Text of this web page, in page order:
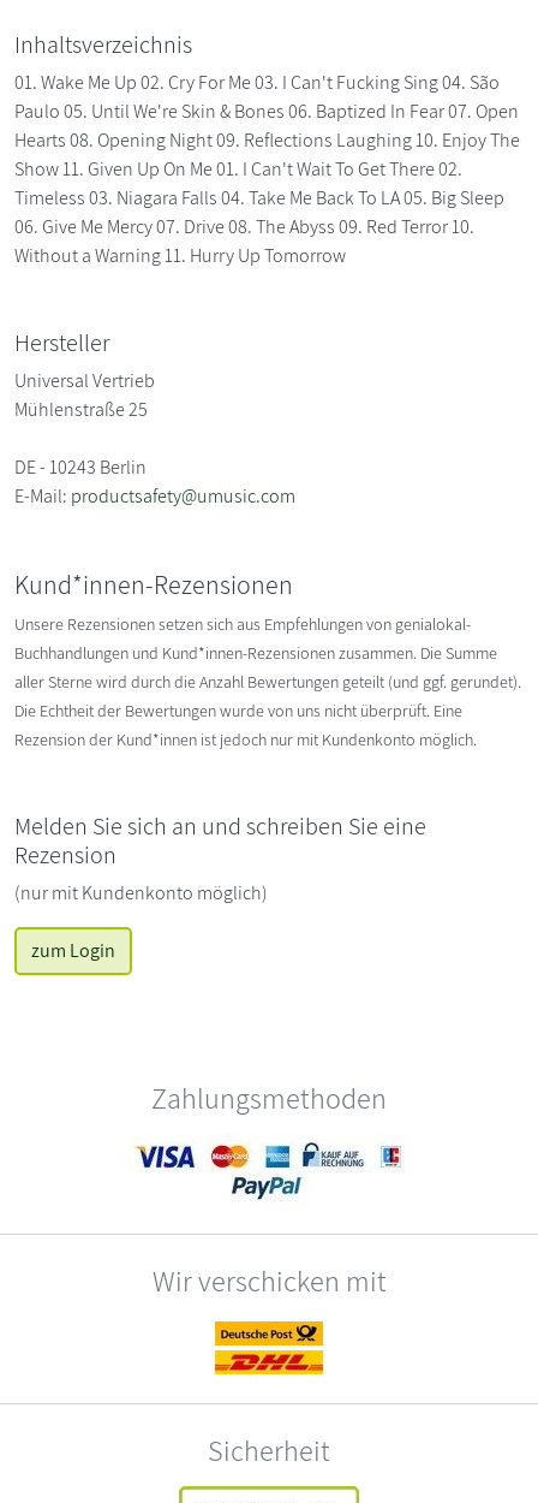
Inhaltsverzeichnis
01. Wake Me Up 02. Cry For Me 03. I Can't Fucking Sing 04. São
Paulo 05. Until We're Skin & Bones 06. Baptized In Fear 07. Open
Hearts 08. Opening Night 09. Reflections Laughing 10. Enjoy The
Show 11. Given Up On Me 01. I Can't Wait To Get There 02.
Timeless 03. Niagara Falls 04. Take Me Back To LA 05. Big Sleep
06. Give Me Mercy 07. Drive 08. The Abyss 09. Red Terror 10.
Without a Warning 11. Hurry Up Tomorrow
Hersteller
Universal Vertrieb
Mühlenstraße 25
DE - 10243 Berlin
E-Mail: productsafety@umusic.com
Kund*innen-Rezensionen
Unsere Rezensionen setzen sich aus Empfehlungen von genialokal-
Buchhandlungen und Kund*innen-Rezensionen zusammen. Die Summe
aller Sterne wird durch die Anzahl Bewertungen geteilt (und ggf. gerundet).
Die Echtheit der Bewertungen wurde von uns nicht überprüft. Eine
Rezension der Kund*innen ist jedoch nur mit Kundenkonto möglich.
Melden Sie sich an und schreiben Sie eine
Rezension
(nur mit Kundenkonto möglich)
zum Login
Zahlungsmethoden
Wir verschicken mit
Sicherheit